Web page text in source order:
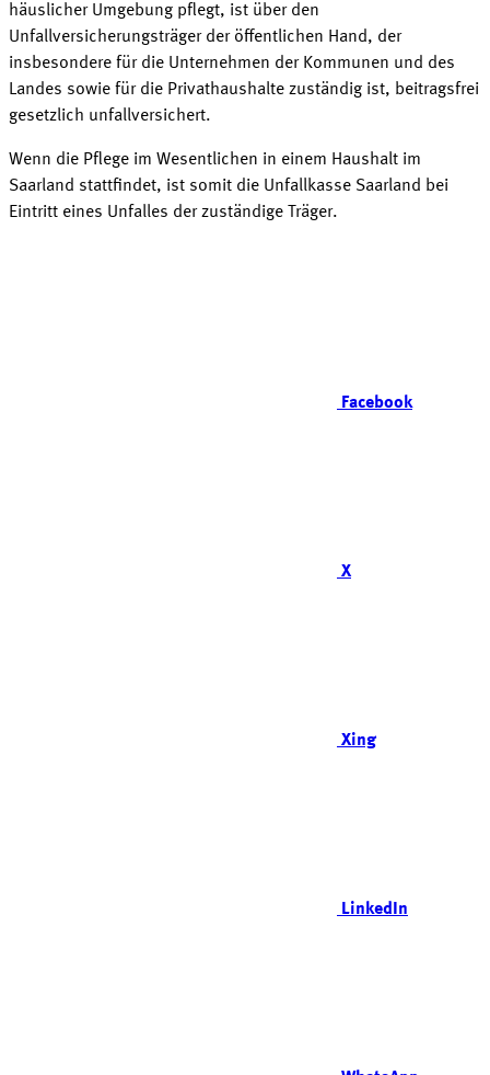
häuslicher Umgebung pflegt, ist über den
Unfallversicherungsträger der öffentlichen Hand, der
insbesondere für die Unternehmen der Kommunen und des
Landes sowie für die Privathaushalte zuständig ist, beitragsfrei
gesetzlich unfallversichert.
Wenn die Pflege im Wesentlichen in einem Haushalt im
Saarland stattfindet, ist somit die Unfallkasse Saarland bei
Eintritt eines Unfalles der zuständige
Träger.
Facebook
X
Xing
LinkedIn